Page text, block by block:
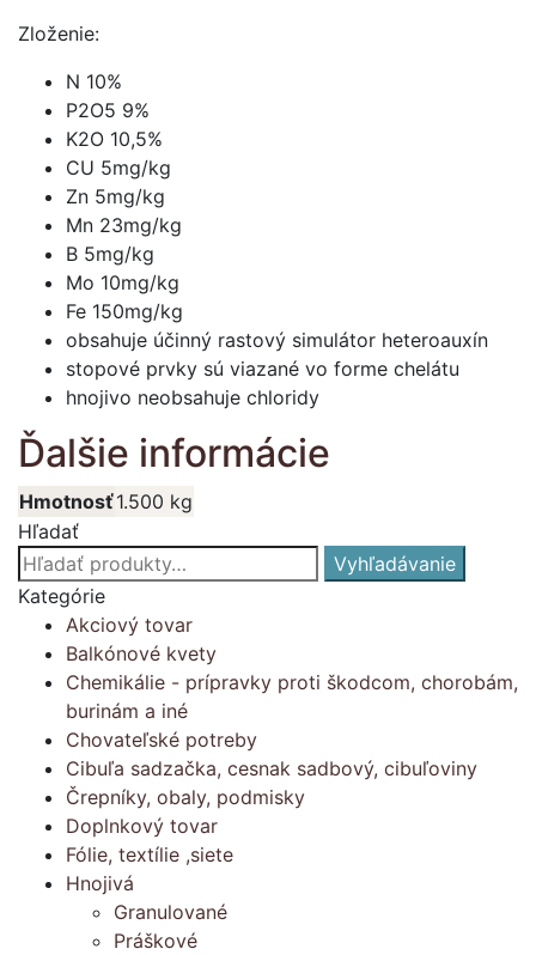
Zloženie:
N 10%
P2O5 9%
K2O 10,5%
CU 5mg/kg
Zn 5mg/kg
Mn 23mg/kg
B 5mg/kg
Mo 10mg/kg
Fe 150mg/kg
obsahuje účinný rastový simulátor heteroauxín
stopové prvky sú viazané vo forme chelátu
hnojivo neobsahuje chloridy
Ďalšie informácie
Hmotnosť1.500 kg
Hľadať
Hľadať:
Vyhľadávanie
Kategórie
Akciový tovar
Balkónové kvety
Chemikálie - prípravky proti škodcom, chorobám,
burinám a iné
Chovateľské potreby
Cibuľa sadzačka, cesnak sadbový, cibuľoviny
Črepníky, obaly, podmisky
Doplnkový tovar
Fólie, textílie ,siete
Hnojivá
Granulované
Práškové